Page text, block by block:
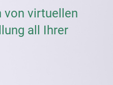
von virtuellen
all Ihrer